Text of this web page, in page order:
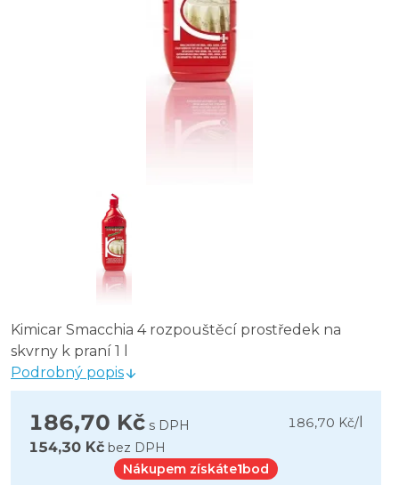
Kimicar Smacchia 4 rozpouštěcí prostředek na
skvrny k praní 1 l
Podrobný popis
186,70 Kč s DPH 186,70 Kč/
154,30 Kč bez DPH
Nákupem získáte1bod